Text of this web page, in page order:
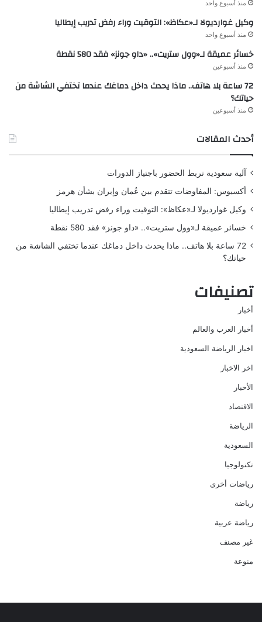
منذ أسبوع واحد
وكيل غوارديولا لـ«عكاظ»: التوقيت وراء رفض تدريب إيطاليا
منذ أسبوع واحد
خسائر عميقة لـ«وول ستريت».. «داو جونز» فقد 580 نقطة
منذ أسبوعين
72 ساعة بلا هاتف.. ماذا يحدث داخل دماغك عندما تختفي الشاشة من
حياتك؟
منذ أسبوعين
أحدث المقالات
آلية سعودية تربط الحضور باجتياز الدورات
أكسيوس: المفاوضات تتقدم بين عُمان وإيران بشأن هرمز
وكيل غوارديولا لـ«عكاظ»: التوقيت وراء رفض تدريب إيطاليا
خسائر عميقة لـ«وول ستريت».. «داو جونز» فقد 580 نقطة
72 ساعة بلا هاتف.. ماذا يحدث داخل دماغك عندما تختفي الشاشة من
حياتك؟
تصنيفات
أخبار
أخبار العرب والعالم
اخبار الرياضة السعودية
اخر الاخبار
الأخبار
الاقتصاد
الرياضة
السعودية
تكنولوجيا
رياضات أخرى
رياضة
رياضة عربية
غير مصنف
منوعة